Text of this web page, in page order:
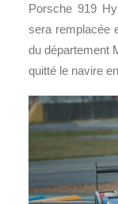
Porsche 919
sera remplacée
du département
quitté le navire